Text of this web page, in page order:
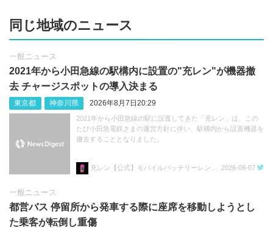
同じ地域のニュース
一般ニュース
2021年から小田急線の駅構内に設置の"充レン"が機器撤
去 チャージスポットの導入決まる
東京都 神奈川県 2026年8月7日20:29
2021年から小田急線の駅に設置してきた「充レン」は、この
たび小田急電鉄さまの運営方針に伴い、駅構内から設置機器を
撤去することとなりました。
2026-08-07
一般ニュース
都営バス 停留所から発車する際に座席を移動しようとし
た乗客が転倒し重傷